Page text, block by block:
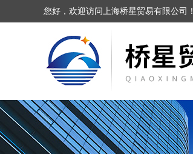
您好，欢迎访问上海桥星贸易有限公司！